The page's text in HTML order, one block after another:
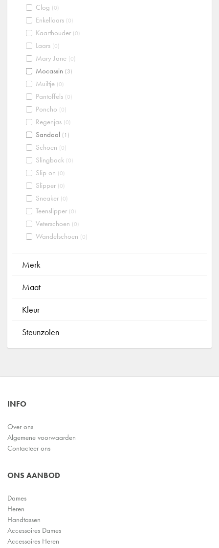
Clog (0)
Enkellaars (0)
Kaarthouder (0)
Laars (0)
Mary Jane (0)
Mocassin (3)
Muiltje (0)
Pantoffels (0)
Poncho (0)
Regenjas (0)
Sandaal (1)
Schoen (0)
Slingback (0)
Slip on (0)
Slipper (0)
Sneaker (0)
Teenslipper (0)
Veterschoen (0)
Wandelschoen (0)
Merk
Maat
Kleur
Steunzolen
INFO
Over ons
Algemene voorwaarden
Contacteer ons
ONS AANBOD
Dames
Heren
Handtassen
Accessoires Dames
Accessoires Heren